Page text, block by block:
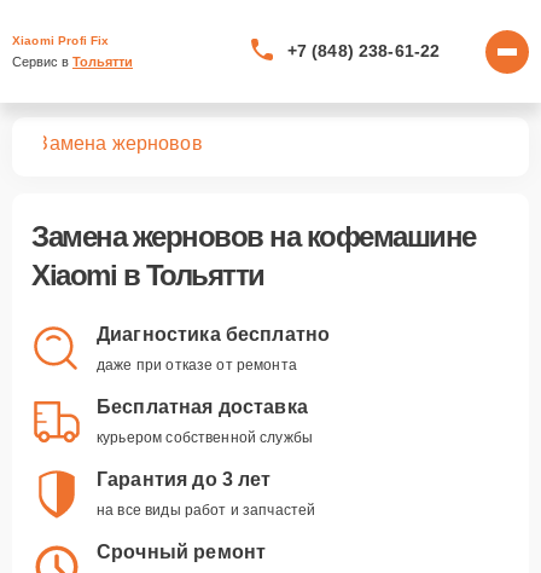
Xiaomi Profi Fix
Сервис в Тольятти
+7 (848) 238-61-22
Замена жерновов
Замена жернововна кофемашине
Xiaomi в Тольятти
Диагностика бесплатно
даже при отказе от ремонта
Бесплатная доставка
курьером собственной службы
Гарантия до 3 лет
на все виды работ и запчастей
Срочный ремонт